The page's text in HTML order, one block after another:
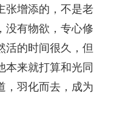
张增添的，不是老
没有物欲，专心修
活的时间很久，但
本来就打算和光同
，羽化而去，成为